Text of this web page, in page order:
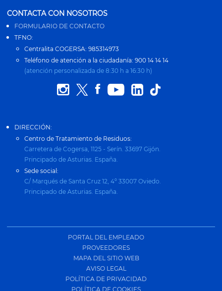
CONTACTA CON NOSOTROS
FORMULARIO DE CONTACTO
TFNO:
Centralita COGERSA: 985314973
Teléfono de atención a la ciudadanía: 900 14 14 14
(atención personalizada de 8:30 h a 16:30 h)
DIRECCIÓN:
Centro de Tratamiento de Residuos:
Carretera de Cogersa, 1125 - Serín. 33697 Gijón.
Principado de Asturias. España.
Sede social:
C/ Marqués de Santa Cruz 12, 4º 33007 Oviedo.
Principado de Asturias. España.
PORTAL DEL EMPLEADO
PROVEEDORES
MAPA DEL SITIO WEB
AVISO LEGAL
POLÍTICA DE PRIVACIDAD
POLÍTICA DE COOKIES